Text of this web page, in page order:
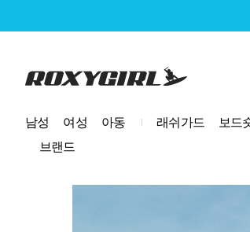
로고
남성 여성 아동 래쉬가드 보드
브랜드